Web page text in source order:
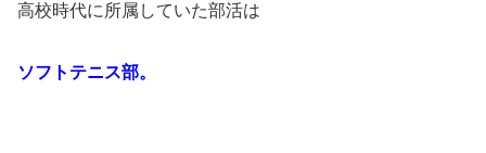
高校時代に所属していた部活は
ソフトテニス部。